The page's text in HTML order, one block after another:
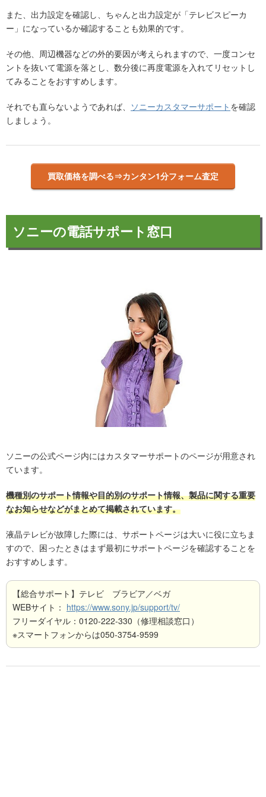
また、出力設定を確認し、ちゃんと出力設定が「テレビスピーカ
ー」になっているか確認することも効果的です。
その他、周辺機器などの外的要因が考えられますので、一度コンセ
ントを抜いて電源を落とし、数分後に再度電源を入れてリセットし
てみることをおすすめします。
それでも直らないようであれば、 ソニーカスタマーサポート を確認
しましょう。
買取価格を調べる⇒カンタン1分フォーム査定
ソニーの電話サポート窓口
ソニーの公式ページ内にはカスタマーサポートのページが用意され
ています。
機種別のサポート情報や目的別のサポート情報、製品に関する重要
なお知らせなどがまとめて掲載されています。
液晶テレビが故障した際には、サポートページは大いに役に立ちま
すので、困ったときはまず最初にサポートページを確認することを
おすすめします。
【総合サポート】テレビ ブラビア／ベガ
WEBサイト： https://www.sony.jp/support/tv/
フリーダイヤル：0120-222-330（修理相談窓口）
※スマートフォンからは050-3754-9599